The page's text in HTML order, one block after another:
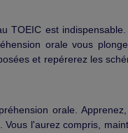
TOEIC est
orale vous
et repérerez les
orale.
l'aurez compris,